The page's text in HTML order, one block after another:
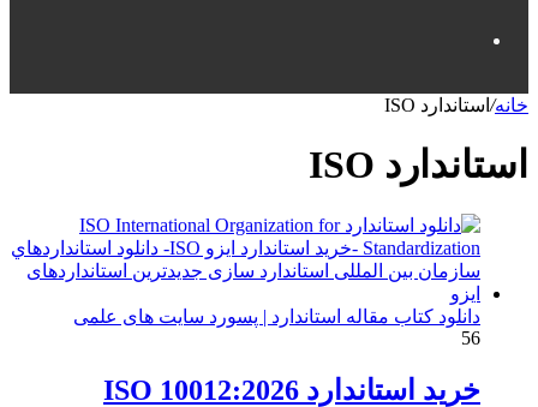
برای
خانه/ استاندارد ISO
استاندارد ISO
دانلود کتاب مقاله استاندارد | پسورد سایت های علمی
56
خرید استاندارد ISO 10012:2026